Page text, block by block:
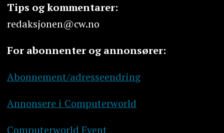
Tips og kommentarer:
redaksjonen@cw.no
For abonnenter og annonsører:
Abonnement/adresseendring
Annonsere i Computerworld
Computerworld Event